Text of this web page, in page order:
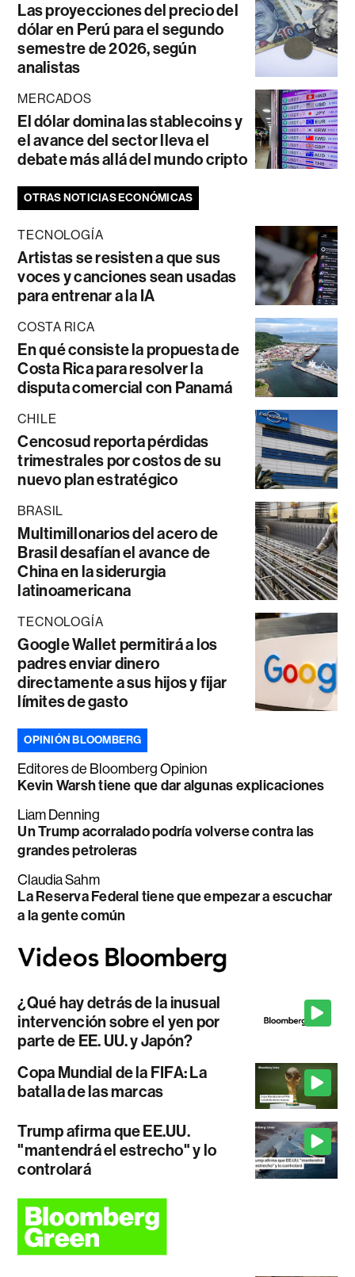
Las proyecciones del precio del
dólar en Perú para el segundo
semestre de 2026, según
analistas
MERCADOS
El dólar domina las stablecoins y
el avance del sector lleva el
debate más allá del mundo cripto
OTRAS NOTICIAS ECONÓMICAS
TECNOLOGÍA
Artistas se resisten a que sus
voces y canciones sean usadas
para entrenar a la IA
COSTA RICA
En qué consiste la propuesta de
Costa Rica para resolver la
disputa comercial con Panamá
CHILE
Cencosud reporta pérdidas
trimestrales por costos de su
nuevo plan estratégico
BRASIL
Multimillonarios del acero de
Brasil desafían el avance de
China en la siderurgia
latinoamericana
TECNOLOGÍA
Google Wallet permitirá a los
padres enviar dinero
directamente a sus hijos y fijar
límites de gasto
OPINIÓN BLOOMBERG
Editores de Bloomberg Opinion
Kevin Warsh tiene que dar algunas explicaciones
Liam Denning
Un Trump acorralado podría volverse contra las
grandes petroleras
Claudia Sahm
La Reserva Federal tiene que empezar a escuchar
a la gente común
¿Qué hay detrás de la inusual
intervención sobre el yen por
parte de EE. UU. y Japón?
Copa Mundial de la FIFA: La
batalla de las marcas
Trump afirma que EE.UU.
"mantendrá el estrecho" y lo
controlará